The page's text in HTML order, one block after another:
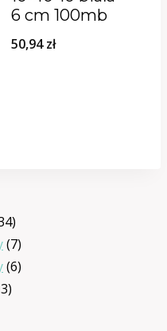
6 cm 100mb
50,94zł
34
produkty
77
produktów
66
113